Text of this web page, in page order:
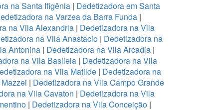
na Santa Ifigênia | Dedetizadora em Santa
na Varzea da Barra Funda|
na Vila Alexandria | Dedetizadora na Vila
na Vila Anastacio| Dedetizadora na
Antonina | Dedetizadora na Vila Arcadia |
na Vila Basileia | Dedetizadora na Vila
na Vila Matilde| Dedetizadora na
| Dedetizadora na Vila Campo Grande
na Vila Cavaton | Dedetizadora na Vila
| Dedetizadora na Vila Conceição|